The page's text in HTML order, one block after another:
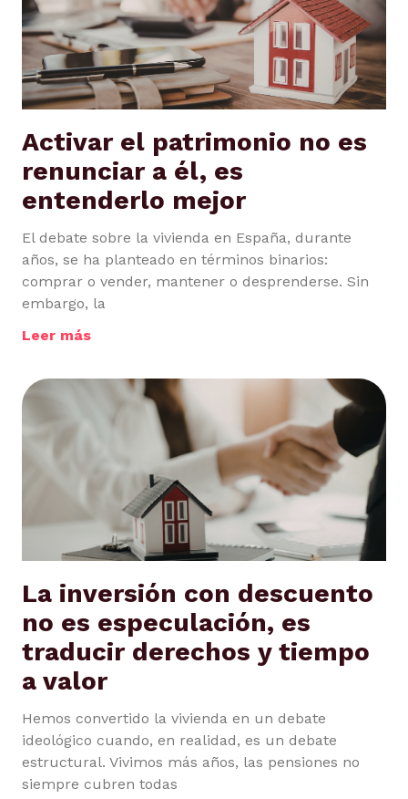
Activar el patrimonio no es
renunciar a él, es
entenderlo mejor
El debate sobre la vivienda en España, durante
años, se ha planteado en términos binarios:
comprar o vender, mantener o desprenderse. Sin
embargo, la
Leer más
La inversión con descuento
no es especulación, es
traducir derechos y tiempo
a valor
Hemos convertido la vivienda en un debate
ideológico cuando, en realidad, es un debate
estructural. Vivimos más años, las pensiones no
siempre cubren todas